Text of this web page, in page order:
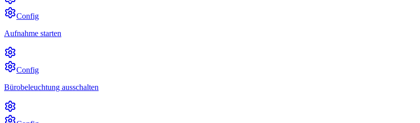
Config
Aufnahme starten
Config
Bürobeleuchtung ausschalten